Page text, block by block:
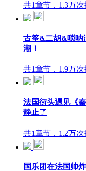
共1章节，1.3万次
古筝&二胡&唢呐
潮！
共1章节，1.9万次
法国街头遇见《
静止了
共1章节，1.2万次
国乐团在法国帅